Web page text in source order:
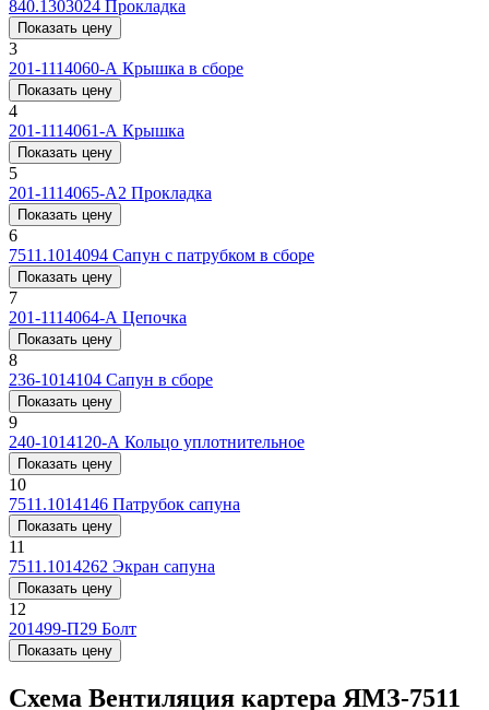
840.1303024 Прокладка
Показать цену
3
201-1114060-А Крышка в сборе
Показать цену
4
201-1114061-А Крышка
Показать цену
5
201-1114065-А2 Прокладка
Показать цену
6
7511.1014094 Сапун с патрубком в сборе
Показать цену
7
201-1114064-А Цепочка
Показать цену
8
236-1014104 Сапун в сборе
Показать цену
9
240-1014120-А Кольцо уплотнительное
Показать цену
10
7511.1014146 Патрубок сапуна
Показать цену
11
7511.1014262 Экран сапуна
Показать цену
12
201499-П29 Болт
Показать цену
Схема Вентиляция картера ЯМЗ-7511